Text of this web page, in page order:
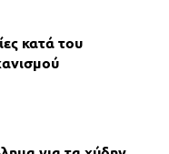
κατά του